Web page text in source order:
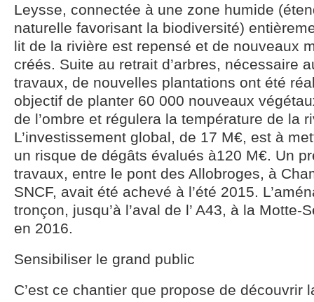
Leysse, connectée à une zone humide
naturelle favorisant la biodiversité)
lit de la rivière est repensé et de nouveaux
créés. Suite au retrait d’arbres, nécessaire
travaux, de nouvelles plantations ont été
objectif de planter 60 000 nouveaux
de l’ombre et régulera la température de la
L’investissement global, de 17 M€, est à
un risque de dégâts évalués à120 M€. Un
travaux, entre le pont des Allobroges, à
SNCF, avait été achevé à l’été 2015.
tronçon, jusqu’à l’aval de l’ A43, à la Motte-
en 2016.
Sensibiliser le grand public
C’est ce chantier que propose de découvrir